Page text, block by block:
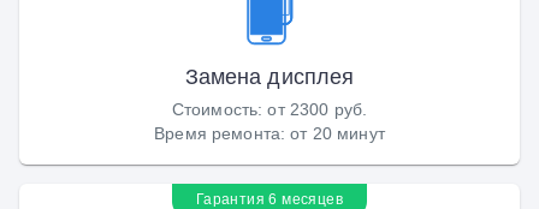
Замена дисплея
Стоимость:от 2300 руб.
Время ремонта:от 20 минут
Гарантия 6 месяцев